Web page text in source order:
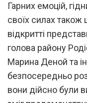
Гарних емоцій,
своїх силах
відкритті
голова району
Марина Деной та
безпосередньо
вони дійсно були